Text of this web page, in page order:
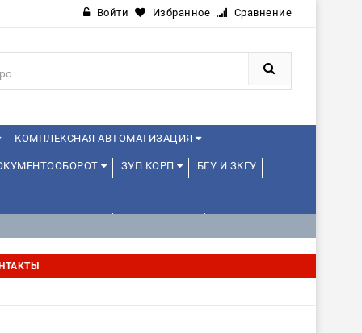
Войти Избранное Сравнение
КОМПЛЕКСНАЯ АВТОМАТИЗАЦИЯ
ЗУП КОРП БГУ И ЗКГУ